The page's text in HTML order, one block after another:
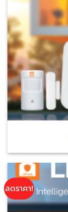
ลดราคา!